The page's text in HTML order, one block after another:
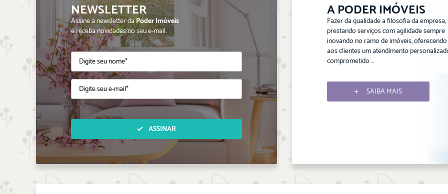
NEWSLETTER
Assine a newsletter daPoder Imóveis
e receba novidades no seu e-mail.
ASSINAR
A PODER IMÓVEIS
Fazer da qualidade a filosofia da empresa,
prestando serviços com agilidade sempre
inovando no ramo de imóveis, oferecendo
aos clientes um atendimento
comprometido ...
SAIBA MAIS